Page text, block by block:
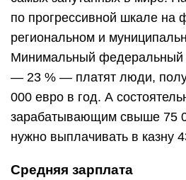
по прогрессивной шкале на
региональном и
Минимальный федеральный
— 23 % — платят люди,
000 евро в год. А
зарабатывающим свыше 75
нужно выплачивать в казну
Средняя зарплата